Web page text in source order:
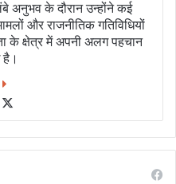
अनुभव के दौरान उन्होंने कई
और राजनीतिक गतिविधियों
के क्षेत्र में अपनी अलग पहचान
है।
Facebook